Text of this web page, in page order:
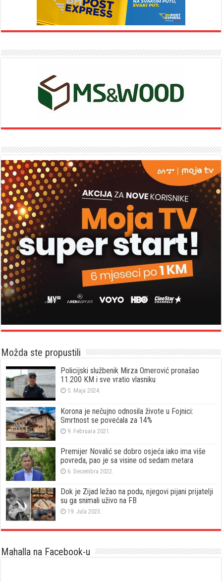
Možda ste propustili
Policijski službenik Mirza Omerović pronašao
11.200 KM i sve vratio vlasniku
5. Maja 2024.
Korona je nečujno odnosila živote u Fojnici:
Smrtnost se povećala za 14%
9. Februara 2021.
Premijer Novalić se dobro osjeća iako ima više
povreda, pao je sa visine od sedam metara
6. Decembra 2022.
Dok je Zijad ležao na podu, njegovi pijani prijatelji
su ga snimali uživo na FB
19. Jula 2023.
Mahalla na Facebook-u